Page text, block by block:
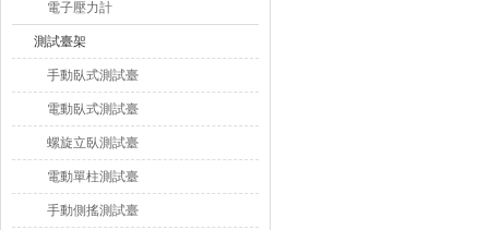
電子壓力計
測試臺架
手動臥式測試臺
電動臥式測試臺
螺旋立臥測試臺
電動單柱測試臺
手動側搖測試臺